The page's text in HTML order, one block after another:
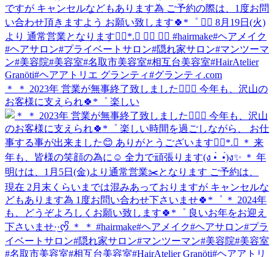
＊ ＊ 2023年 営業が無事終了致しました🙇🏻‍♀️ 今年も、沢山の
お客様に支えられ🍀*゜ 楽しい